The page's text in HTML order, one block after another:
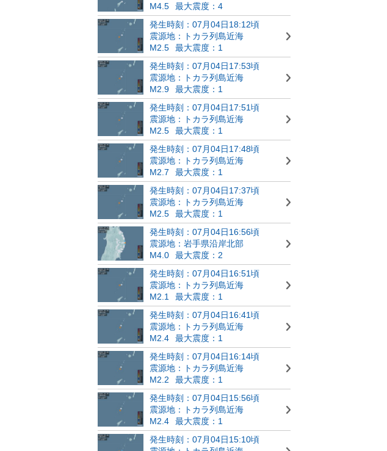
M4.5
最大震度：4
発生時刻：07月04日18:12頃
震源地：トカラ列島近海
M2.5
最大震度：1
発生時刻：07月04日17:53頃
震源地：トカラ列島近海
M2.9
最大震度：1
発生時刻：07月04日17:51頃
震源地：トカラ列島近海
M2.5
最大震度：1
発生時刻：07月04日17:48頃
震源地：トカラ列島近海
M2.7
最大震度：1
発生時刻：07月04日17:37頃
震源地：トカラ列島近海
M2.5
最大震度：1
発生時刻：07月04日16:56頃
震源地：岩手県沿岸北部
M4.0
最大震度：2
発生時刻：07月04日16:51頃
震源地：トカラ列島近海
M2.1
最大震度：1
発生時刻：07月04日16:41頃
震源地：トカラ列島近海
M2.4
最大震度：1
発生時刻：07月04日16:14頃
震源地：トカラ列島近海
M2.2
最大震度：1
発生時刻：07月04日15:56頃
震源地：トカラ列島近海
M2.4
最大震度：1
発生時刻：07月04日15:10頃